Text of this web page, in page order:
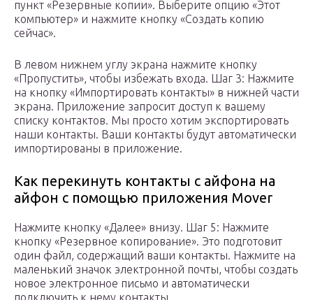
пункт «Резервные копии». Выберите опцию «Этот
компьютер» и нажмите кнопку «Создать копию
сейчас».
В левом нижнем углу экрана нажмите кнопку
«Пропустить», чтобы избежать входа. Шаг 3: Нажмите
на кнопку «Импортировать контакты» в нижней части
экрана. Приложение запросит доступ к вашему
списку контактов. Мы просто хотим экспортировать
наши контакты. Ваши контакты будут автоматически
импортированы в приложение.
Как перекинуть контакты с айфона на
айфон с помощью приложения Mover
Нажмите кнопку «Далее» внизу. Шаг 5: Нажмите
кнопку «Резервное копирование». Это подготовит
один файл, содержащий ваши контакты. Нажмите на
маленький значок электронной почты, чтобы создать
новое электронное письмо и автоматически
подключить к нему контакты.